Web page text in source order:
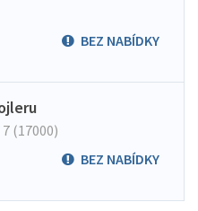
BEZ NABÍDKY
(17000)
BEZ NABÍDKY